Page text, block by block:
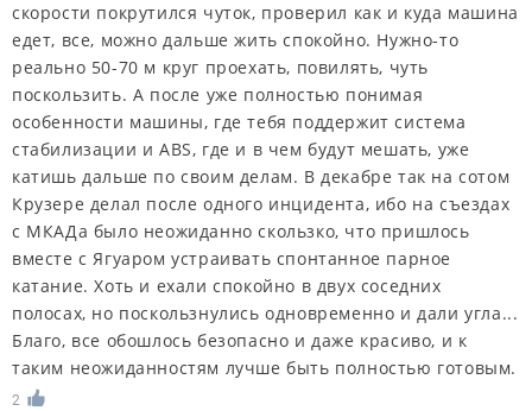
скорости покрутился чуток, проверил как и куда машина
едет, все, можно дальше жить спокойно. Нужно-то
реально 50-70 м круг проехать, повилять, чуть
поскользить. А после уже полностью понимая
особенности машины, где тебя поддержит система
стабилизации и ABS, где и в чем будут мешать, уже
катишь дальше по своим делам. В декабре так на сотом
Крузере делал после одного инцидента, ибо на съездах
с МКАДа было неожиданно скользко, что пришлось
вместе с Ягуаром устраивать спонтанное парное
катание. Хоть и ехали спокойно в двух соседних
полосах, но поскользнулись одновременно и дали угла...
Благо, все обошлось безопасно и даже красиво, и к
таким неожиданностям лучше быть полностью готовым.
2